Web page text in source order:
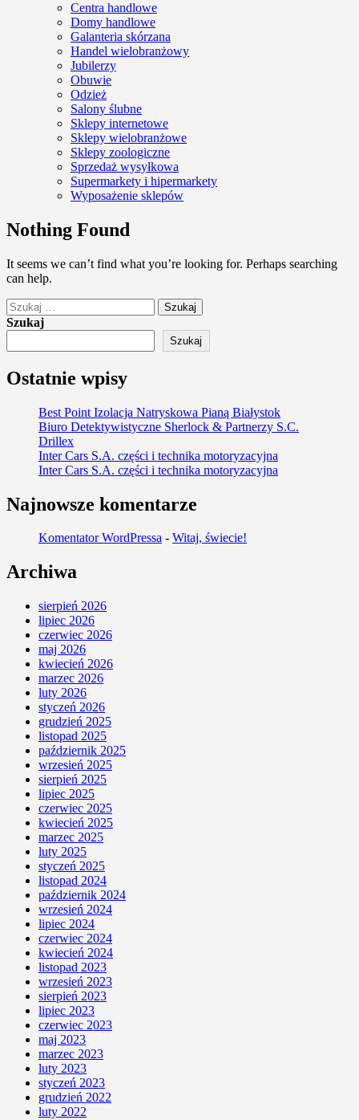
Centra handlowe
Domy handlowe
Galanteria skórzana
Handel wielobranżowy
Jubilerzy
Obuwie
Odzież
Salony ślubne
Sklepy internetowe
Sklepy wielobranżowe
Sklepy zoologiczne
Sprzedaż wysyłkowa
Supermarkety i hipermarkety
Wyposażenie sklepów
Nothing Found
It seems we can’t find what you’re looking for. Perhaps searching
can help.
Szukaj:
Szukaj
Szukaj
Ostatnie wpisy
Best Point Izolacja Natryskowa Pianą Białystok
Biuro Detektywistyczne Sherlock & Partnerzy S.C.
Drillex
Inter Cars S.A. części i technika motoryzacyjna
Inter Cars S.A. części i technika motoryzacyjna
Najnowsze komentarze
Komentator WordPressa - Witaj, świecie!
Archiwa
sierpień 2026
lipiec 2026
czerwiec 2026
maj 2026
kwiecień 2026
marzec 2026
luty 2026
styczeń 2026
grudzień 2025
listopad 2025
październik 2025
wrzesień 2025
sierpień 2025
lipiec 2025
czerwiec 2025
kwiecień 2025
marzec 2025
luty 2025
styczeń 2025
listopad 2024
październik 2024
wrzesień 2024
lipiec 2024
czerwiec 2024
kwiecień 2024
listopad 2023
wrzesień 2023
sierpień 2023
lipiec 2023
czerwiec 2023
maj 2023
marzec 2023
luty 2023
styczeń 2023
grudzień 2022
luty 2022